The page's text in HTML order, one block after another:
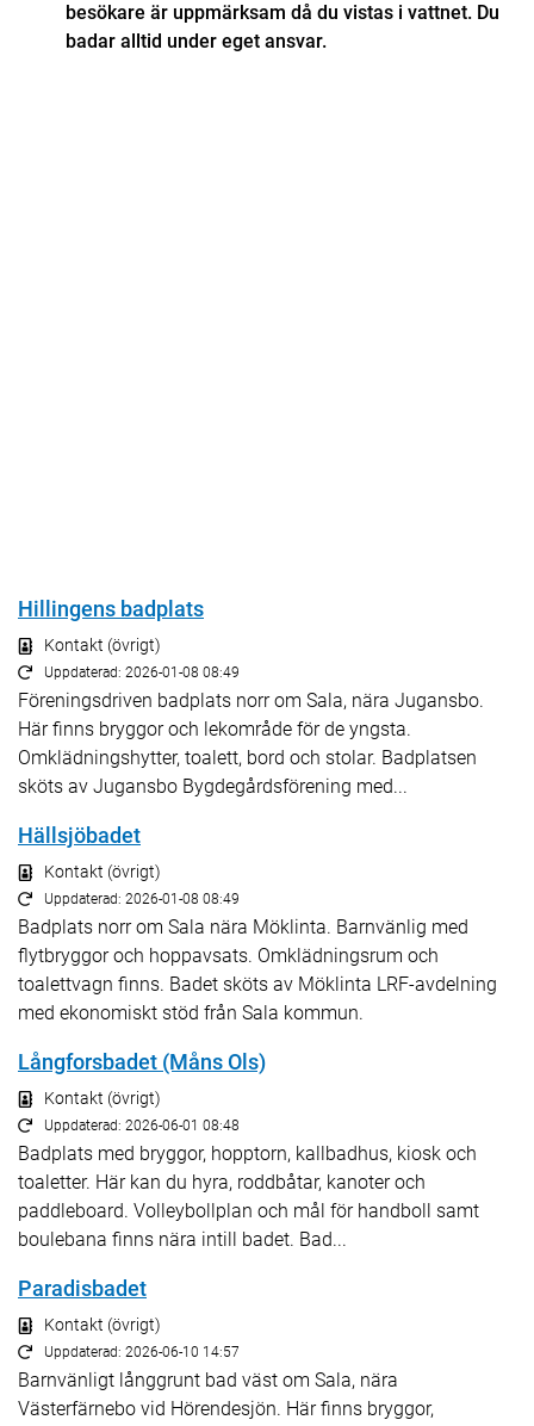
besökare är uppmärksam då du vistas i vattnet. Du
badar alltid under eget ansvar.
Hillingens badplats
Kontakt (övrigt)
Uppdaterad: 2026-01-08 08:49
Föreningsdriven badplats norr om Sala, nära Jugansbo.
Här finns bryggor och lekområde för de yngsta.
Omklädningshytter, toalett, bord och stolar. Badplatsen
sköts av Jugansbo Bygdegårdsförening med...
Hällsjöbadet
Kontakt (övrigt)
Uppdaterad: 2026-01-08 08:49
Badplats norr om Sala nära Möklinta. Barnvänlig med
flytbryggor och hoppavsats. Omklädningsrum och
toalettvagn finns. Badet sköts av Möklinta LRF-avdelning
med ekonomiskt stöd från Sala kommun.
Långforsbadet (Måns Ols)
Kontakt (övrigt)
Uppdaterad: 2026-06-01 08:48
Badplats med bryggor, hopptorn, kallbadhus, kiosk och
toaletter. Här kan du hyra, roddbåtar, kanoter och
paddleboard. Volleybollplan och mål för handboll samt
boulebana finns nära intill badet. Bad...
Paradisbadet
Kontakt (övrigt)
Uppdaterad: 2026-06-10 14:57
Barnvänligt långgrunt bad väst om Sala, nära
Västerfärnebo vid Hörendesjön. Här finns bryggor,